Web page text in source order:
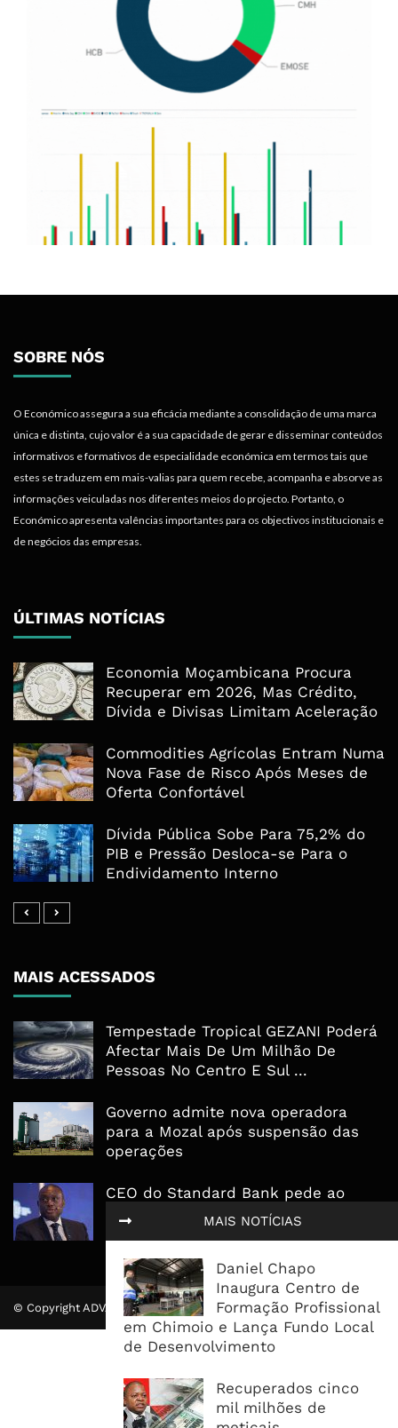
MAIS NOTÍCIAS
Daniel Chapo
Inaugura Centro de
Formação Profissional
em Chimoio e Lança Fundo Local
de Desenvolvimento
Recuperados cinco
mil milhões de
SOBRE NÓS
O Económico assegura a sua eficácia mediante a consolidação de uma marca
única e distinta, cujo valor é a sua capacidade de gerar e disseminar conteúdos
informativos e formativos de especialidade económica em termos tais que
estes se traduzem em mais-valias para quem recebe, acompanha e absorve as
informações veiculadas nos diferentes meios do projecto. Portanto, o
Económico apresenta valências importantes para os objectivos institucionais e
de negócios das empresas.
ÚLTIMAS NOTÍCIAS
Economia Moçambicana Procura
Recuperar em 2026, Mas Crédito,
Dívida e Divisas Limitam Aceleração
Commodities Agrícolas Entram Numa
Nova Fase de Risco Após Meses de
Oferta Confortável
Dívida Pública Sobe Para 75,2% do
PIB e Pressão Desloca-se Para o
Endividamento Interno
MAIS ACESSADOS
Tempestade Tropical GEZANI Poderá
Afectar Mais De Um Milhão De
Pessoas No Centro E Sul ...
Governo admite nova operadora
para a Mozal após suspensão das
operações
CEO do Standard Bank pede ao
Governo que “saia do caminho” e
facilite os negócios
© Copyright ADVALUE. Todos Direitos Reservados.